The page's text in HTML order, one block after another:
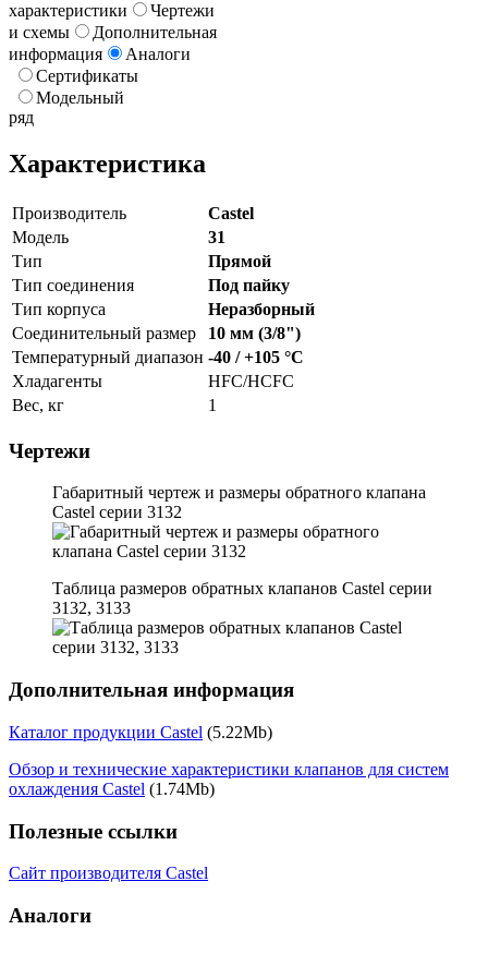
характеристики
Чертежи
и схемы
Дополнительная
информация
Аналоги
Сертификаты
Модельный
ряд
Характеристика
Производитель
Castel
Модель
31
Тип
Прямой
Тип соединения
Под пайку
Тип корпуса
Неразборный
Соединительный размер
10 мм (3/8")
Температурный диапазон -40 / +105 °C
Хладагенты
HFC/HCFC
Вес, кг
1
Чертежи
Габаритный чертеж и размеры обратного клапана
Castel серии 3132
Таблица размеров обратных клапанов Castel серии
3132, 3133
Дополнительная информация
Каталог продукции Castel (5.22Mb)
Обзор и технические характеристики клапанов для систем
охлаждения Castel (1.74Mb)
Полезные ссылки
Сайт производителя Castel
Аналоги